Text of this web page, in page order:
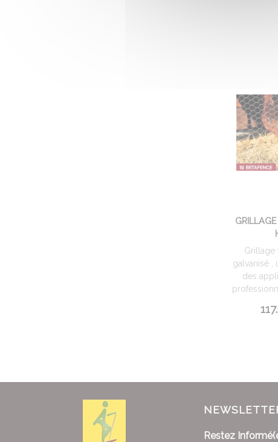
Grillage
galvanisé ,
des
117.
Restez